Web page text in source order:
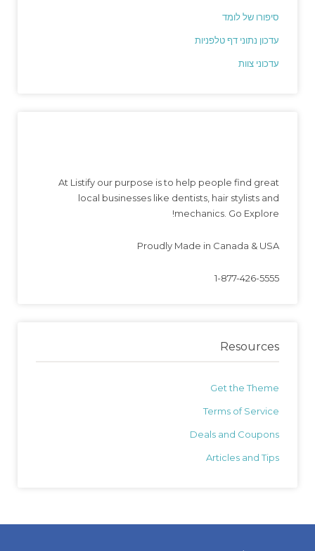
סיפורו של לומד
עדכון נתוני דף טלפניות
עדכוני צוות
At Listify our purpose is to help people find great
local businesses like dentists, hair stylists and
mechanics. Go Explore!
Proudly Made in Canada & USA
1-877-426-5555
Resources
Get the Theme
Terms of Service
Deals and Coupons
Articles and Tips